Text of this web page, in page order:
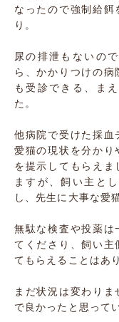
なったので強制給
り。
尿の排泄もないの
ら、かかりつけの
も受診できる、ま
た。
他病院で受けた採血
愛猫の現状を分かり
を提示してもらえま
ますが、飼い主と
し、先生に大事な愛
無駄な検査や投薬は
てくださり、飼い主
てもらえることはあ
まだ状況は変わり
で良かったと思って